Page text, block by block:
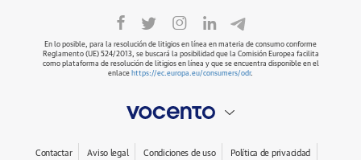
En lo posible, para la resolución de litigios en línea en materia de consumo conforme
Reglamento (UE) 524/2013, se buscará la posibilidad que la Comisión Europea facilita
como plataforma de resolución de litigios en línea y que se encuentra disponible en el
enlace https://ec.europa.eu/consumers/odr.
Contactar Aviso legal Condiciones de uso Política de privacidad